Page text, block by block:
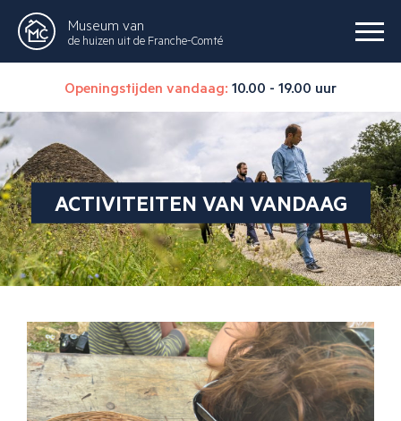
Museum van
de huizen uit de Franche-Comté
Openingstijden vandaag: 10.00 - 19.00 uur
ACTIVITEITEN VAN VANDAAG